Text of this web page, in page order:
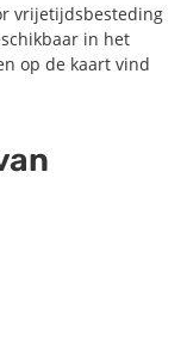
vrijetijdsbesteding
in het
op de kaart vind